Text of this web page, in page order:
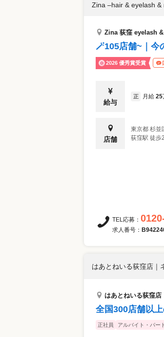
Zina –hair & eyelash &
Zina 荻窪 eyelash &
🪄105店舗~｜今
2026 優秀賞受賞
給与
正 月給 25
店舗
東京都 杉並
荻窪駅 徒歩
TEL応募：
求人番号：
はあとねいる荻窪店 ｜
はあとねいる荻窪店
全国300店舗以
正社員 アルバイト・パート